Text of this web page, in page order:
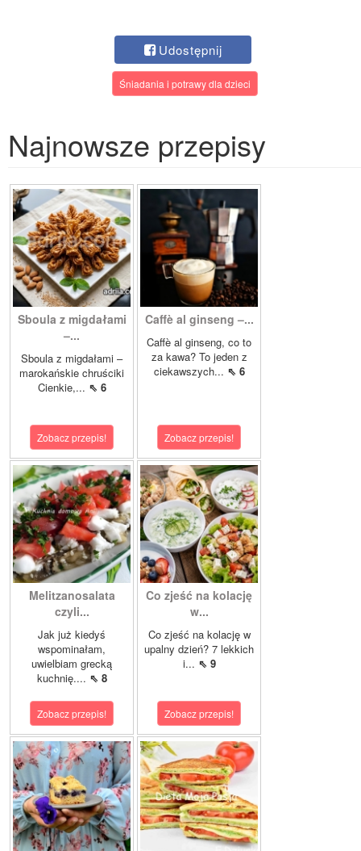
Udostępnij
Śniadania i potrawy dla dzieci
Najnowsze przepisy
Sboula z migdałami
–...
Sboula z migdałami –
marokańskie chruściki
Cienkie,... ⇖ 6
Zobacz przepis!
Caffè al ginseng –...
Caffè al ginseng, co to
za kawa? To jeden z
ciekawszych... ⇖ 6
Zobacz przepis!
Melitzanosalata
czyli...
Jak już kiedyś
wspominałam,
uwielbiam grecką
kuchnię.... ⇖ 8
Zobacz przepis!
Co zjeść na kolację
w...
Co zjeść na kolację w
upalny dzień? 7 lekkich
i... ⇖ 9
Zobacz przepis!